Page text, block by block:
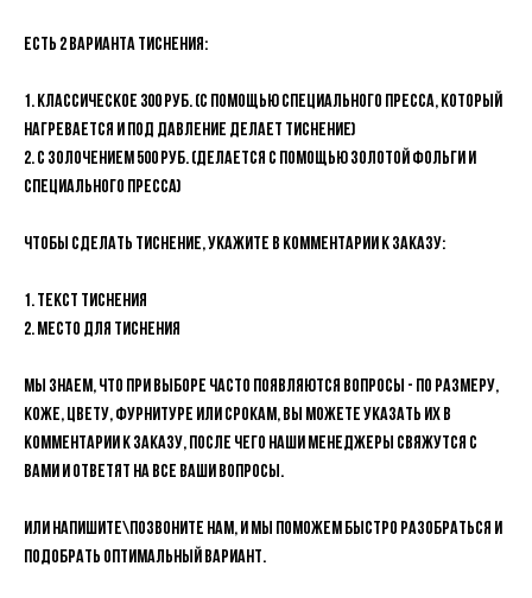
Есть 2 варианта Тиснения:
1. Классическое 300 руб. (с помощью специального пресса, который
нагревается и под давление делает тиснение)
2. С золочением 500 руб. (делается с помощью золотой фольги и
специального пресса)
Чтобы сделать тиснение, укажите в комментарии к заказу:
1. Текст тиснения
2. Место для тиснения
Мы знаем, что при выборе часто появляются вопросы - по размеру,
коже, цвету, фурнитуре или срокам, вы можете указать их в
комментарии к заказу, после чего наши менеджеры свяжутся с
вами и ответят на все ваши вопросы.
Или напишите\позвоните нам, и мы поможем быстро разобраться и
подобрать оптимальный вариант.